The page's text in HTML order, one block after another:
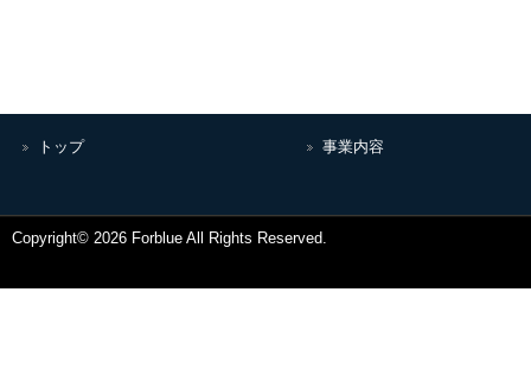
トップ 事業内容
Copyright© 2026 Forblue All Rights Reserved.